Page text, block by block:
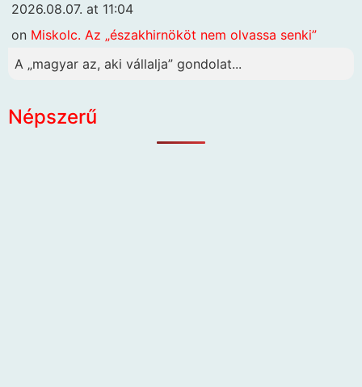
2026.08.07. at 11:04
on Miskolc. Az „északhirnököt nem olvassa senki”
A „magyar az, aki vállalja” gondolat...
Népszerű